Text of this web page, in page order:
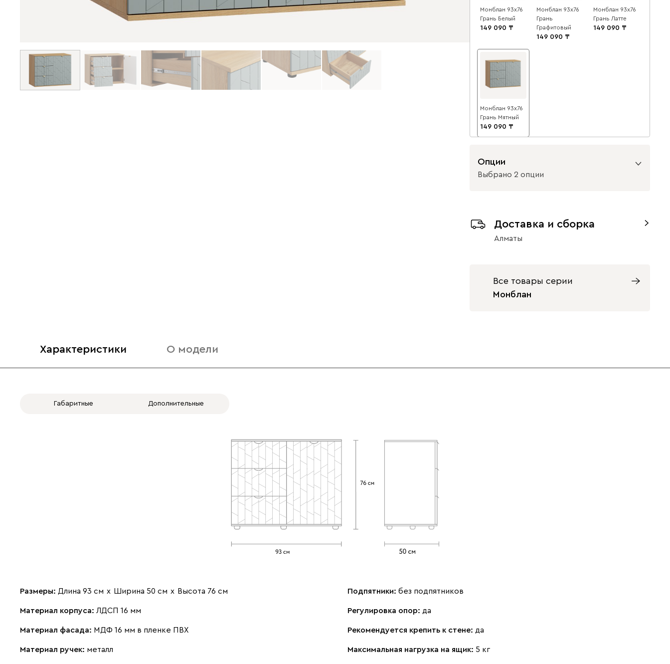
Монблан 93x76
Грань Белый
149 090
Монблан 93x76
Грань
Графитовый
149 090
Монблан 93x76
Грань Латте
149 090
Монблан 93x76
Грань Мятный
149 090
Опции
Выбрано 2 опции
без доводчиков с доводчиками
Доставка и сборка
Алматы
Все товары серии
Монблан
Характеристики О модели
Габаритные Дополнительные
Размеры: Длина 93 см х Ширина 50 см х Высота 76 см
Материал корпуса: ЛДСП 16 мм
Материал фасада: МДФ 16 мм в пленке ПВХ
Материал ручек: металл
Подпятники: без подпятников
Регулировка опор: да
Рекомендуется крепить к стене: да
Максимальная нагрузка на ящик: 5 кг